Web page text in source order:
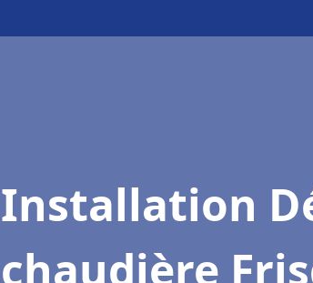
Installation
chaudière